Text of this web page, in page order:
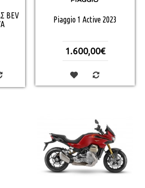
BEV
Piaggio 1 Active 2023
1.600,00€